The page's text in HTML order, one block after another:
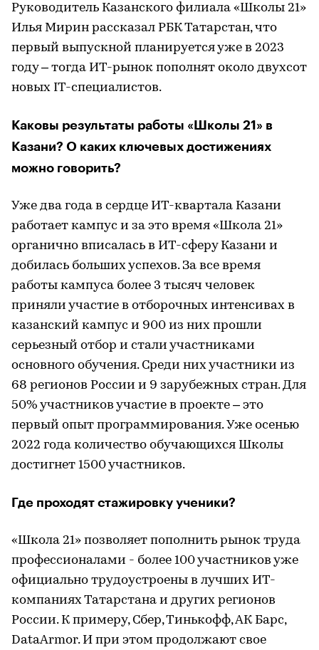
Руководитель Казанского филиала «Школы 21»
Илья Мирин рассказал РБК Татарстан, что
первый выпускной планируется уже в 2023
году – тогда ИТ-рынок пополнят около двухсот
новых IТ-специалистов.
Каковы результаты работы «Школы 21» в
Казани? О каких ключевых достижениях
можно говорить?
Уже два года в сердце ИТ-квартала Казани
работает кампус и за это время «Школа 21»
органично вписалась в ИТ-сферу Казани и
добилась больших успехов. За все время
работы кампуса более 3 тысяч человек
приняли участие в отборочных интенсивах в
казанский кампус и 900 из них прошли
серьезный отбор и стали участниками
основного обучения. Среди них участники из
68 регионов России и 9 зарубежных стран. Для
50% участников участие в проекте – это
первый опыт программирования. Уже осенью
2022 года количество обучающихся Школы
достигнет 1500 участников.
Где проходят стажировку ученики?
«Школа 21» позволяет пополнить рынок труда
профессионалами - более 100 участников уже
официально трудоустроены в лучших ИТ-
компаниях Татарстана и других регионов
России. К примеру, Сбер, Тинькофф, АК Барс,
DataArmor. И при этом продолжают свое